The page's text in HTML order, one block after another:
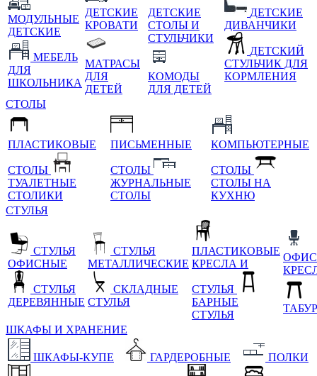
МОДУЛЬНЫЕ
ДЕТСКИЕ
МЕБЕЛЬ
ДЛЯ
ШКОЛЬНИКА
ДЕТСКИЕ
КРОВАТИ
МАТРАСЫ
ДЛЯ
ДЕТЕЙ
ДЕТСКИЕ
СТОЛЫ И
СТУЛЬЧИКИ
КОМОДЫ
ДЛЯ ДЕТЕЙ
ДЕТСКИЕ
ДИВАНЧИКИ
ДЕТСКИЙ
СТУЛЬЧИК ДЛЯ
КОРМЛЕНИЯ
СТОЛЫ
ПЛАСТИКОВЫЕ
СТОЛЫ
ТУАЛЕТНЫЕ
СТОЛИКИ
ПИСЬМЕННЫЕ
СТОЛЫ
ЖУРНАЛЬНЫЕ
СТОЛЫ
КОМПЬЮТЕРНЫЕ
СТОЛЫ
СТОЛЫ НА
КУХНЮ
СТУЛЬЯ
СТУЛЬЯ
ОФИСНЫЕ
СТУЛЬЯ
ДЕРЕВЯННЫЕ
СТУЛЬЯ
МЕТАЛЛИЧЕСКИЕ
СКЛАДНЫЕ
СТУЛЬЯ
ПЛАСТИКОВЫЕ
КРЕСЛА И
СТУЛЬЯ
БАРНЫЕ
СТУЛЬЯ
ШКАФЫ И ХРАНЕНИЕ
ШКАФЫ-КУПЕ ГАРДЕРОБНЫЕ ПОЛКИ